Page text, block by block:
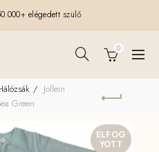
elégedett szülő
0
Jollein
Green
ELFOG
YOTT